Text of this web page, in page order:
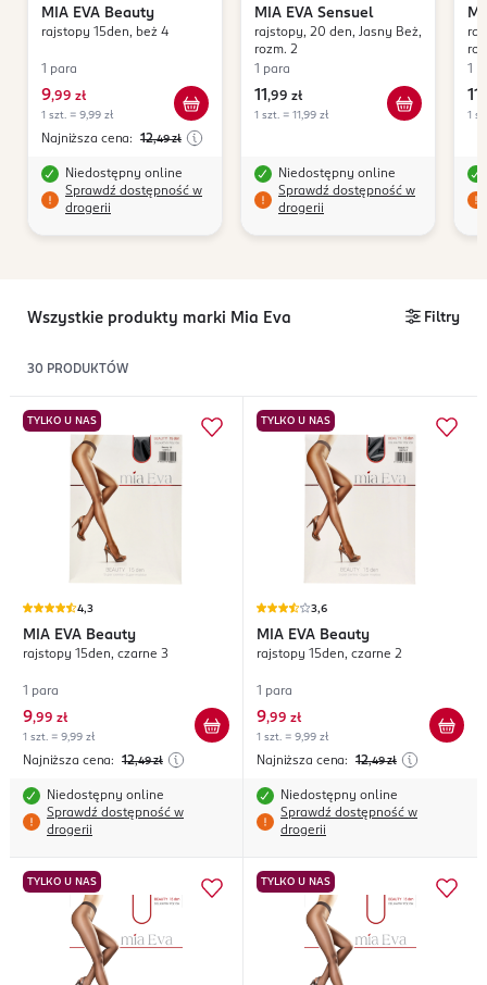
MIA EVA Beauty
rajstopy 15den, beż 4
1 para
9,99 zł
1 szt. = 9,99 zł
Najniższa cena: 12,49 zł
Niedostępny online
Sprawdź dostępność w
drogerii
MIA EVA Sensuel
rajstopy, 20 den, Jasny Beż,
rozm. 2
1 para
11 ,99 zł
1 szt. = 11,99 zł
Niedostępny online
Sprawdź dostępność w
drogerii
1
11
1
Wszystkie produkty marki Mia Eva Filtry
30 PRODUKTÓW
TYLKO U NAS
4,3
MIA EVA Beauty
rajstopy 15den, czarne 3
1 para
9,99 zł
1 szt. = 9,99 zł
Najniższa cena: 12,49 zł
Niedostępny online
Sprawdź dostępność w
drogerii
TYLKO U NAS
3,6
MIA EVA Beauty
rajstopy 15den, czarne 2
1 para
9,99 zł
1 szt. = 9,99 zł
Najniższa cena: 12,49 zł
Niedostępny online
Sprawdź dostępność w
drogerii
TYLKO U NAS TYLKO U NAS